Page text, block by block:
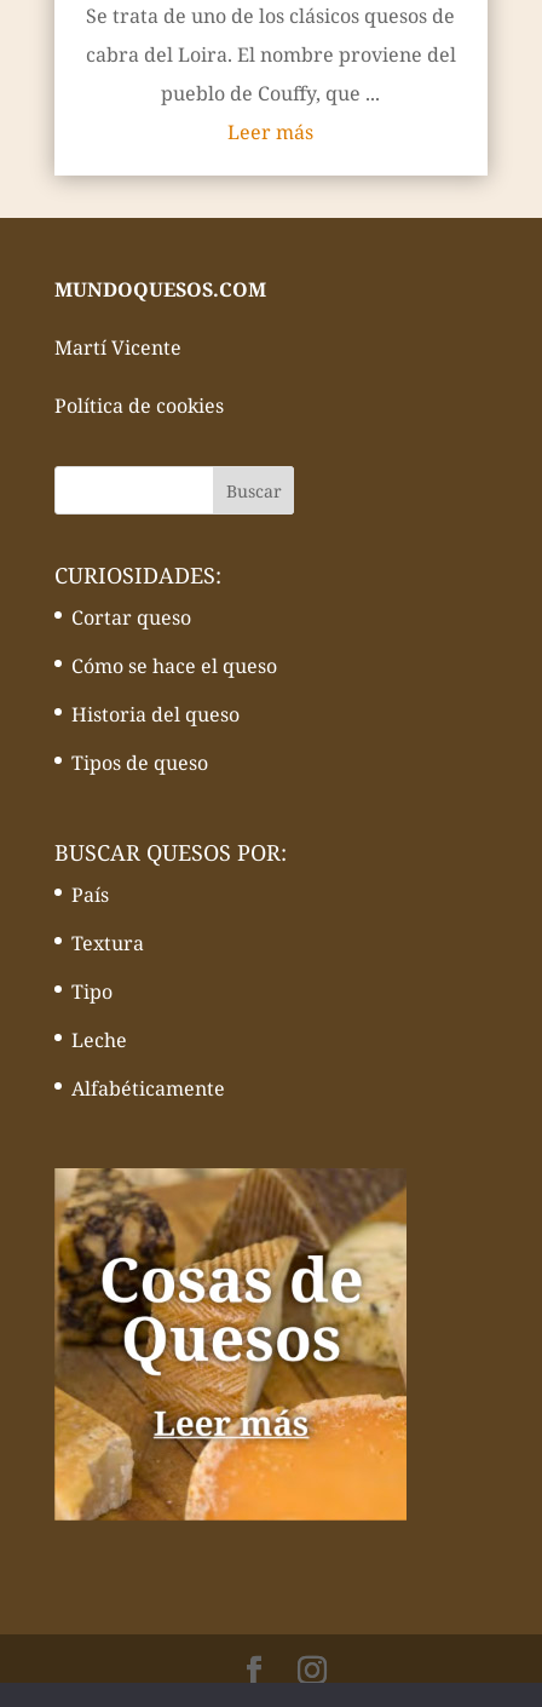
Se trata de uno de los clásicos quesos de
cabra del Loira. El nombre proviene del
pueblo de Couffy, que ...
Leer más
MUNDOQUESOS.COM
Martí Vicente
Política de cookies
CURIOSIDADES:
Cortar queso
Cómo se hace el queso
Historia del queso
Tipos de queso
BUSCAR QUESOS POR:
País
Textura
Tipo
Leche
Alfabéticamente